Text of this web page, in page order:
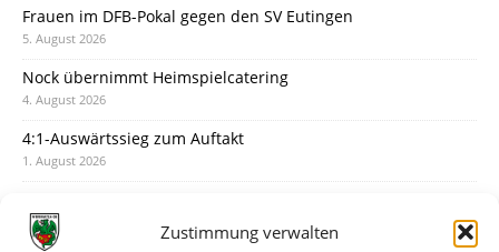
Zustimmung verwalten
Frauen im DFB-Pokal gegen den SV Eutingen
5. August 2026
Nock übernimmt Heimspielcatering
4. August 2026
4:1-Auswärtssieg zum Auftakt
1. August 2026
31. Juli 2026